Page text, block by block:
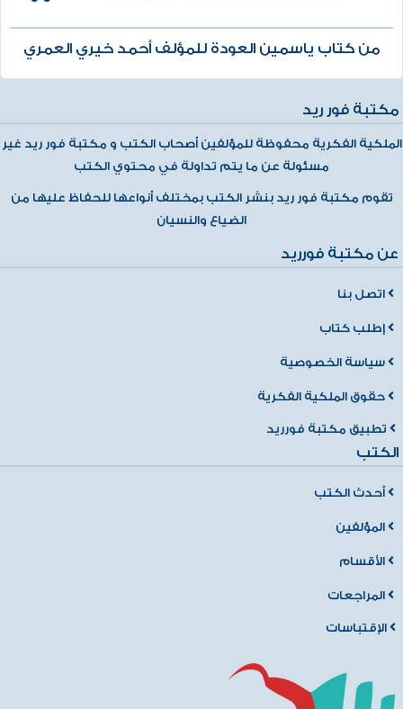
من كتاب ياسمين العودة للمؤلف أحمد خيري العمري
مكتبة فور ريد
الملكية الفكرية محفوظة للمؤلفين أصحاب الكتب و مكتبة فور ريد غير
مسئولة عن ما يتم تداولة في محتوي الكتب
تقوم مكتبة فور ريد بنشر الكتب بمختلف أنواعها للحفاظ عليها من
الضياع والنسيان
عن مكتبة فورريد
اتصل بنا
إطلب كتاب
سياسة الخصوصية
حقوق الملكية الفكرية
تطبيق مكتبة فورريد
الكتب
أحدث الكتب
المؤلفين
الأقسام
المراجعات
الإقتباسات